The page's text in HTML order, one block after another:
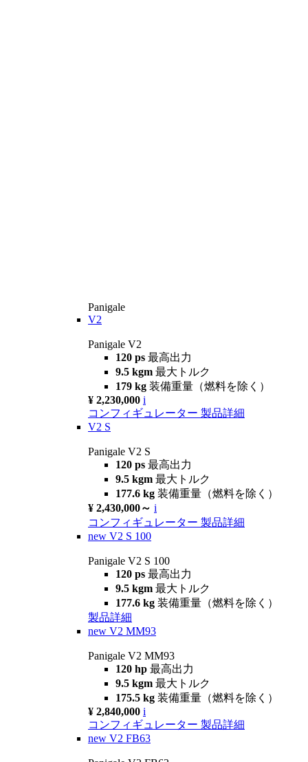
Panigale
V2
Panigale V2
120 ps 最高出力
9.5 kgm 最大トルク
179 kg 装備重量（燃料を除く）
¥ 2,230,000 i
コンフィギュレーター 製品詳細
V2 S
Panigale V2 S
120 ps 最高出力
9.5 kgm 最大トルク
177.6 kg 装備重量（燃料を除く）
¥ 2,430,000～ i
コンフィギュレーター 製品詳細
new V2 S 100
Panigale V2 S 100
120 ps 最高出力
9.5 kgm 最大トルク
177.6 kg 装備重量（燃料を除く）
製品詳細
new V2 MM93
Panigale V2 MM93
120 hp 最高出力
9.5 kgm 最大トルク
175.5 kg 装備重量（燃料を除く）
¥ 2,840,000 i
コンフィギュレーター 製品詳細
new V2 FB63